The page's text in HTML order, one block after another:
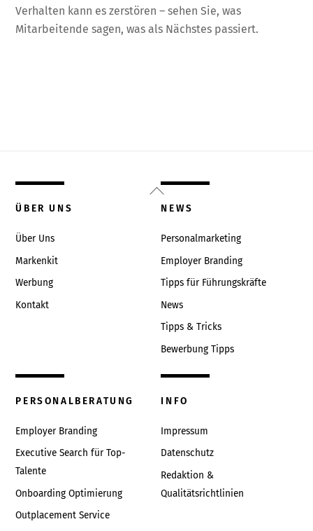
Verhalten kann es zerstören – sehen Sie, was
Mitarbeitende sagen, was als Nächstes passiert.
Back
To
ÜBER UNS
Über Uns
Markenkit
Werbung
Kontakt
NEWS
Personalmarketing
Employer Branding
Tipps für Führungskräfte
News
Tipps & Tricks
Bewerbung Tipps
PERSONALBERATUNG
Employer Branding
Executive Search für Top-
Talente
Onboarding Optimierung
Outplacement Service
INFO
Impressum
Datenschutz
Redaktion &
Qualitätsrichtlinien